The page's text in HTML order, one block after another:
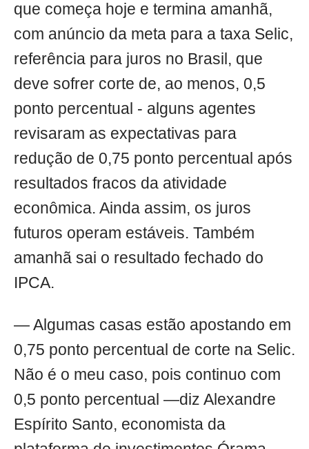
que começa hoje e termina amanhã,
com anúncio da meta para a taxa Selic,
referência para juros no Brasil, que
deve sofrer corte de, ao menos, 0,5
ponto percentual - alguns agentes
revisaram as expectativas para
redução de 0,75 ponto percentual após
resultados fracos da atividade
econômica. Ainda assim, os juros
futuros operam estáveis. Também
amanhã sai o resultado fechado do
IPCA.
— Algumas casas estão apostando em
0,75 ponto percentual de corte na Selic.
Não é o meu caso, pois continuo com
0,5 ponto percentual —diz Alexandre
Espírito Santo, economista da